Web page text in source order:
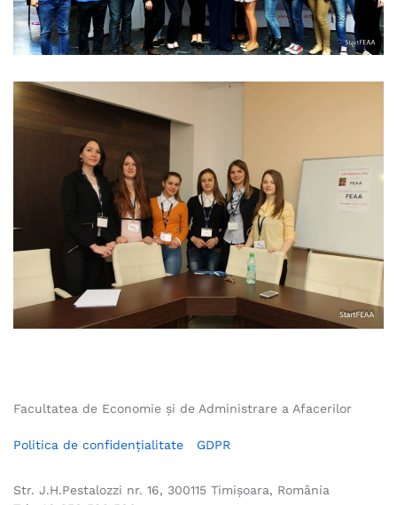
Facultatea de Economie și de Administrare a Afacerilor
Politica de confidențialitate GDPR
Str. J.H.Pestalozzi nr. 16, 300115 Timișoara, România